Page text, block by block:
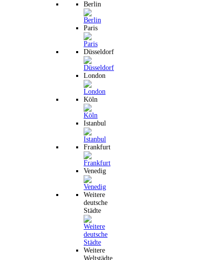
Berlin
Paris
Düsseldorf
London
Köln
Istanbul
Frankfurt
Venedig
Weitere
deutsche
Städte
Weitere
Weltstädte